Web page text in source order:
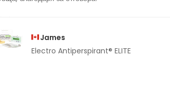
James
Electro Antiperspirant® ELITE